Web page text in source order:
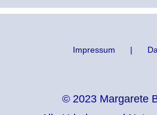
Impressum
© 2023 Margarete